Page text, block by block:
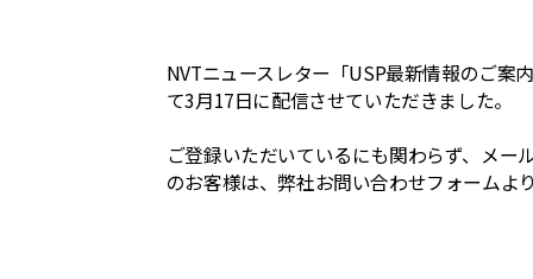
NVTニュースレター「USP最新情報のご案
て3月17日に配信させていただきました。
ご登録いただいているにも関わらず、メー
のお客様は、弊社お問い合わせフォームよ